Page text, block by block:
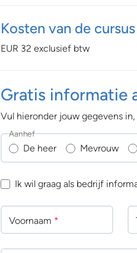
Kosten van de cursus
EUR 32 exclusief btw
Gratis informatie
Vul hieronder jouw gegevens
De heer Mevrouw
Aanhef
Ik wil graag als bedrijf
Voornaam *